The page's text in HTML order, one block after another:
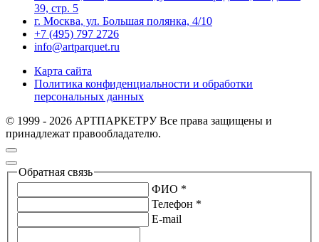
39, стр. 5
г. Москва, ул. Большая полянка, 4/10
+7 (495) 797 2726
info@artparquet.ru
Карта сайта
Политика конфиденциальности и обработки
персональных данных
© 1999 - 2026 АРТПАРКЕТРУ Все права защищены и
принадлежат правообладателю.
Обратная связь
ФИО *
Телефон *
E-mail